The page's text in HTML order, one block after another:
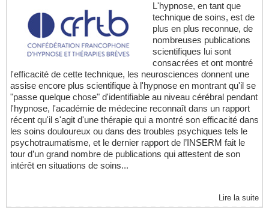
L'hypnose, en tant que
technique de soins, est de
plus en plus reconnue, de
nombreuses publications
scientifiques lui sont
consacrées et ont montré
l'efficacité de cette technique, les neurosciences donnent une
assise encore plus scientifique à l'hypnose en montrant qu'il se
"passe quelque chose" d'identifiable au niveau cérébral pendant
l'hypnose, l'académie de médecine reconnaît dans un rapport
récent qu'il s'agit d'une thérapie qui a montré son efficacité dans
les soins douloureux ou dans des troubles psychiques tels le
psychotraumatisme, et le dernier rapport de l’INSERM fait le
tour d’un grand nombre de publications qui attestent de son
intérêt en situations de soins...
Lire la suite